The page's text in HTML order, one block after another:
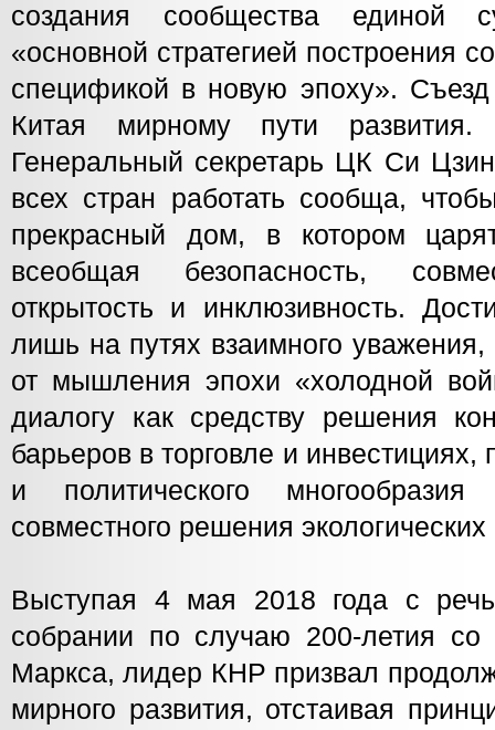
создания сообщества единой
«основной стратегией построения
спецификой в новую эпоху». Съезд
Китая мирному пути
Генеральный секретарь ЦК Си
всех стран работать сообща,
прекрасный дом, в котором
всеобщая безопасность,
открытость и инклюзивность.
лишь на путях взаимного уважения,
от мышления эпохи «холодной
диалогу как средству решения
барьеров в торговле и инвестициях,
и политического
совместного решения
Выступая 4 мая 2018 года с
собрании по случаю 200-летия
Маркса, лидер КНР призвал
мирного развития, отстаивая